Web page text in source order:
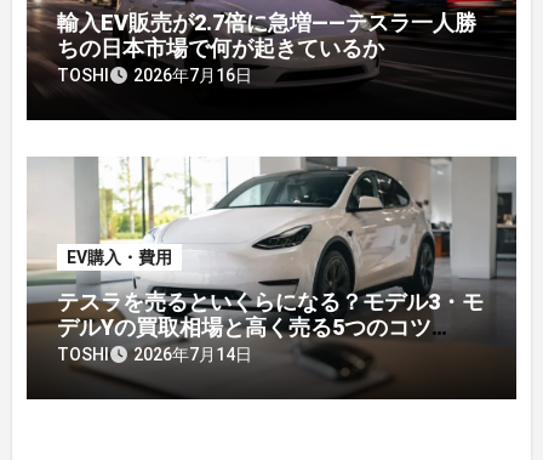
輸入EV販売が2.7倍に急増——テスラ一人勝
ちの日本市場で何が起きているか
TOSHI 2026年7月16日
EV購入・費用
テスラを売るといくらになる？モデル3・モ
デルYの買取相場と高く売る5つのコツ
【2026年】
TOSHI 2026年7月14日